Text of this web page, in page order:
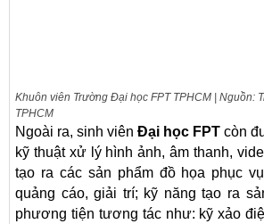
Khuôn viên Trường Đại học FPT TPHCM | Nguồn:
TPHCM
Ngoài ra, sinh viên Đại học FPT còn
kỹ thuật xử lý hình ảnh, âm thanh,
tạo ra các sản phẩm đồ họa phục
quảng cáo, giải trí; kỹ năng tạo ra
phương tiện tương tác như: kỹ xảo